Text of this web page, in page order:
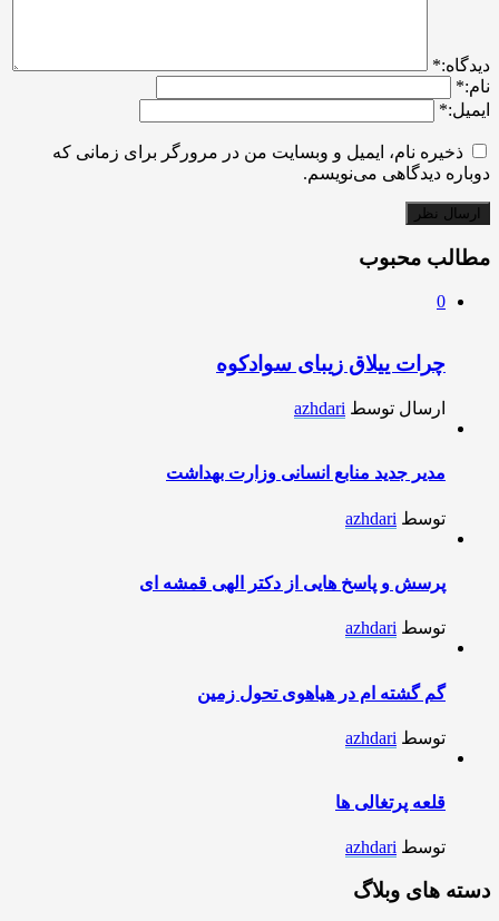
ديدگاه:*
نام:*
ایمیل:*
ذخیره نام، ایمیل و وبسایت من در مرورگر برای زمانی که
دوباره دیدگاهی می‌نویسم.
مطالب محبوب
0
چرات ییلاق زیبای سوادکوه
ارسال توسط azhdari
مدیر جدید منابع انسانی وزارت بهداشت
توسط azhdari
پرسش و پاسخ هایی از دکتر الهی قمشه ای
توسط azhdari
گم گشته ام در هیاهوی تحول زمین
توسط azhdari
قلعه پرتغالی ها
توسط azhdari
دسته های وبلاگ